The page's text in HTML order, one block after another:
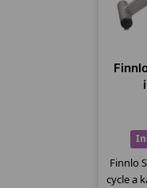
Finnlo
cycle a